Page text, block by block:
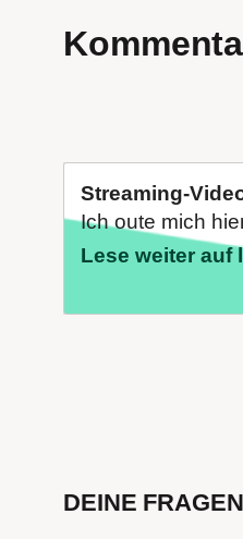
Streaming-
Ich oute mich
Lese weiter auf
DEINE